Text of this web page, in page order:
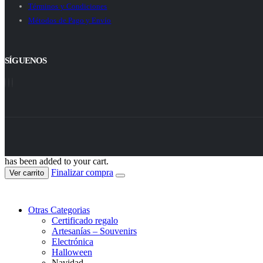
Términos y Condiciones
Métodos de Pago y Envío
SÍGUENOS
has been added to your cart.
Ver carrito Finalizar compra
Otras Categorias
Certificado regalo
Artesanías – Souvenirs
Electrónica
Halloween